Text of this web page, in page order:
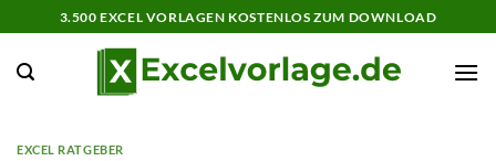
Inhalt
springen
3.500 EXCEL VORLAGEN KOSTENLOS ZUM DOWNLOAD
EXCEL RATGEBER